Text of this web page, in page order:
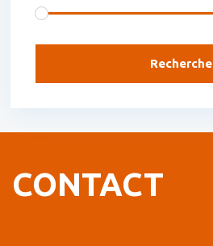
Recherche
CONTACT